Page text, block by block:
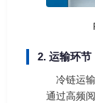
2. 运输环节
冷链运
通过高频